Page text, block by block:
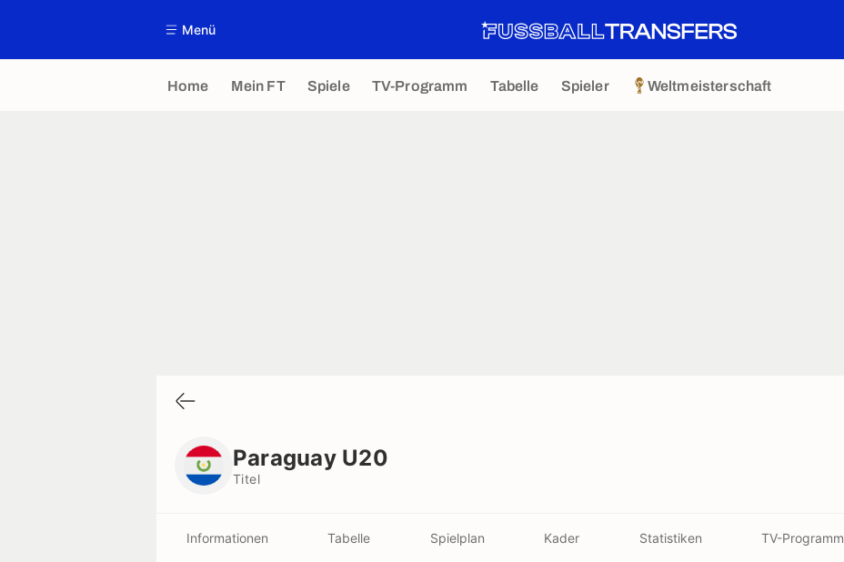
Menü
Home Mein FT Spiele TV-Programm Tabelle Spieler Weltmeisterschaft
Paraguay U20
Titel
Informationen Tabelle Spielplan Kader Statistiken TV-Programm